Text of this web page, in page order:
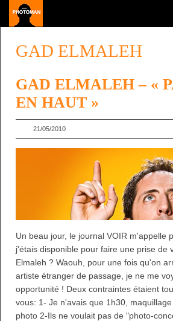
GAD ELMALEH
GAD ELMALEH – «
EN HAUT »
21/05/2010
Un beau jour, le journal VOIR m'appelle
j'étais disponible pour faire une prise de
Elmaleh ? Waouh, pour une fois qu'on
artiste étranger de passage, je ne me
opportunité ! Deux contraintes étaient
vous: 1- Je n'avais que 1h30,
photo 2-Ils ne voulait pas de "photo-